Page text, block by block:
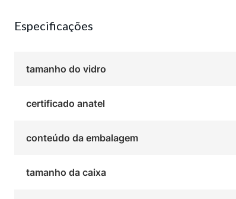
Especificações
tamanho do vidro
certificado anatel
conteúdo da embalagem
tamanho da caixa